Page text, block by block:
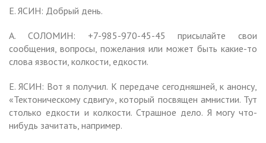
Е. ЯСИН: Добрый день.
А. СОЛОМИН: +7-985-970-45-45 присылайте свои
сообщения, вопросы, пожелания или может быть какие-то
слова язвости, колкости, едкости.
Е. ЯСИН: Вот я получил. К передаче сегодняшней, к анонсу,
«Тектоническому сдвигу», который посвящен амнистии. Тут
столько едкости и колкости. Страшное дело. Я могу что-
нибудь зачитать, например.